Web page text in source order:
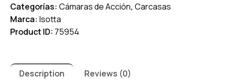
Categorías: Cámaras de Acción, Carcasas
Marca: Isotta
Product ID: 75954
Description Reviews (0)